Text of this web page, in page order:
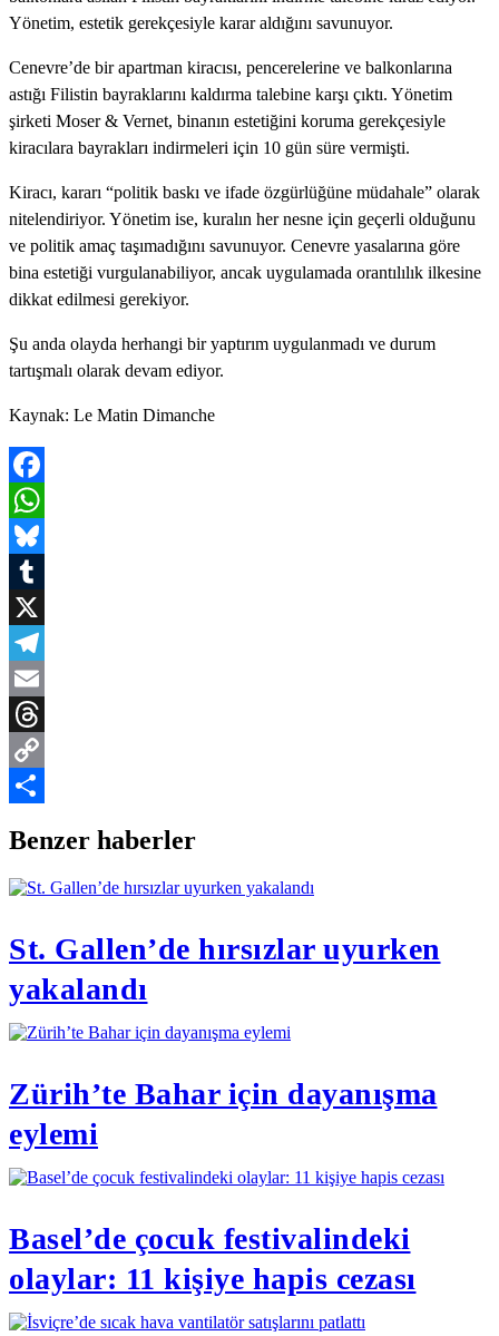
Yönetim, estetik gerekçesiyle karar aldığını savunuyor.
Cenevre’de bir apartman kiracısı, pencerelerine ve balkonlarına
astığı Filistin bayraklarını kaldırma talebine karşı çıktı. Yönetim
şirketi Moser & Vernet, binanın estetiğini koruma gerekçesiyle
kiracılara bayrakları indirmeleri için 10 gün süre vermişti.
Kiracı, kararı “politik baskı ve ifade özgürlüğüne müdahale” olarak
nitelendiriyor. Yönetim ise, kuralın her nesne için geçerli olduğunu
ve politik amaç taşımadığını savunuyor. Cenevre yasalarına göre
bina estetiği vurgulanabiliyor, ancak uygulamada orantılılık ilkesine
dikkat edilmesi gerekiyor.
Şu anda olayda herhangi bir yaptırım uygulanmadı ve durum
tartışmalı olarak devam ediyor.
Kaynak: Le Matin Dimanche
Facebook
WhatsApp
Bluesky
Tumblr
X
Telegram
Email
Threads
Copy
Benzer haberler
St. Gallen’de hırsızlar uyurken
yakalandı
Zürih’te Bahar için dayanışma
eylemi
Basel’de çocuk festivalindeki
olaylar: 11 kişiye hapis cezası